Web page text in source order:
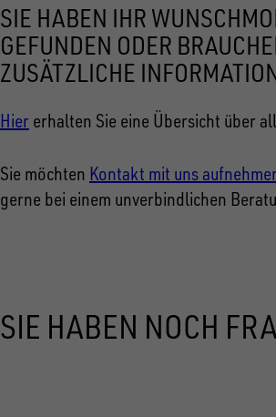
SIE HABEN IHR
GEFUNDEN ODER
ZUSÄTZLICHE
Hier erhalten Sie eine Übersicht über
Sie möchten Kontakt mit uns
gerne bei einem unverbindlichen
SIE HABEN NOCH